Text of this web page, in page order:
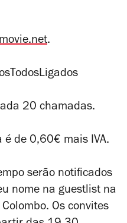
.
20 chamadas.
é de 0,60€ mais IVA.
serão notificados
nome na guestlist na
Os convites